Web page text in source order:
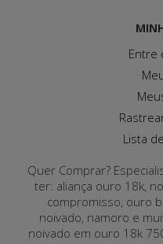
Entre
Lista
Quer Comprar?
ter: aliança ouro 18k,
compromisso, ouro
noivado, namoro e
noivado em ouro 18k